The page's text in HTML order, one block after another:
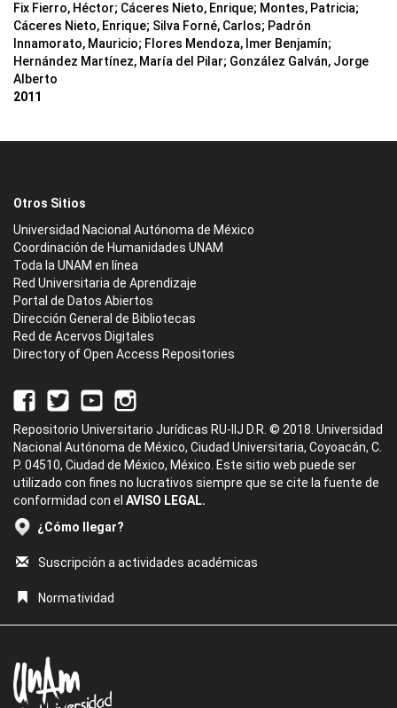
Fix Fierro, Héctor; Cáceres Nieto, Enrique; Montes, Patricia;
Cáceres Nieto, Enrique; Silva Forné, Carlos; Padrón
Innamorato, Mauricio; Flores Mendoza, Imer Benjamín;
Hernández Martínez, María del Pilar; González Galván, Jorge
Alberto
2011
Otros Sitios
Universidad Nacional Autónoma de México
Coordinación de Humanidades UNAM
Toda la UNAM en línea
Red Universitaria de Aprendizaje
Portal de Datos Abiertos
Dirección General de Bibliotecas
Red de Acervos Digitales
Directory of Open Access Repositories
Repositorio Universitario Jurídicas RU-IIJ D.R. © 2018. Universidad
Nacional Autónoma de México, Ciudad Universitaria, Coyoacán, C.
P. 04510, Ciudad de México, México. Este sitio web puede ser
utilizado con fines no lucrativos siempre que se cite la fuente de
conformidad con el AVISO LEGAL.
¿Cómo llegar?
Suscripción a actividades académicas
Normatividad